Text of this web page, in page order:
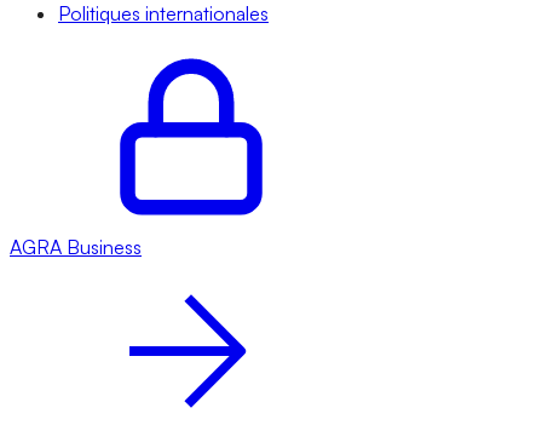
Politiques internationales
AGRA Business